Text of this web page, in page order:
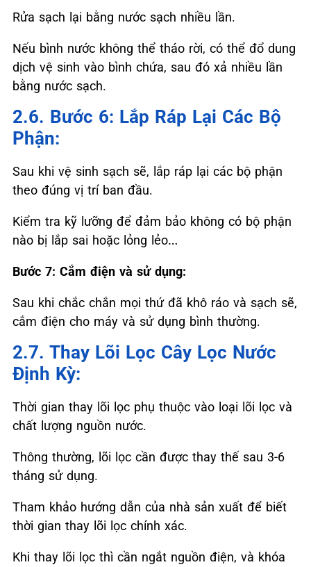
Rửa sạch lại bằng nước sạch nhiều lần.
Nếu bình nước không thể tháo rời, có thể đổ dung
dịch vệ sinh vào bình chứa, sau đó xả nhiều lần
bằng nước sạch.
2.6. Bước 6: Lắp Ráp Lại Các Bộ
Phận:
Sau khi vệ sinh sạch sẽ, lắp ráp lại các bộ phận
theo đúng vị trí ban đầu.
Kiểm tra kỹ lưỡng để đảm bảo không có bộ phận
nào bị lắp sai hoặc lỏng lẻo…
Bước 7: Cắm điện và sử dụng:
Sau khi chắc chắn mọi thứ đã khô ráo và sạch sẽ,
cắm điện cho máy và sử dụng bình thường.
2.7. Thay Lõi Lọc Cây Lọc Nước
Định Kỳ:
Thời gian thay lõi lọc phụ thuộc vào loại lõi lọc và
chất lượng nguồn nước.
Thông thường, lõi lọc cần được thay thế sau 3-6
tháng sử dụng.
Tham khảo hướng dẫn của nhà sản xuất để biết
thời gian thay lõi lọc chính xác.
Khi thay lõi lọc thì cần ngắt nguồn điện, và khóa